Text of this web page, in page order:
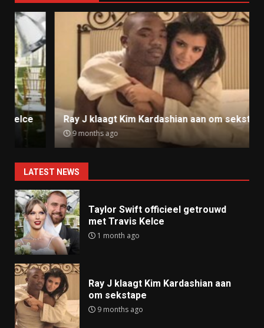
Ray J klaagt Kim Kardashian aan om sekstape
9 months ago
LATEST NEWS
Taylor Swift officieel getrouwd
met Travis Kelce
1 month ago
Ray J klaagt Kim Kardashian aan
om sekstape
9 months ago